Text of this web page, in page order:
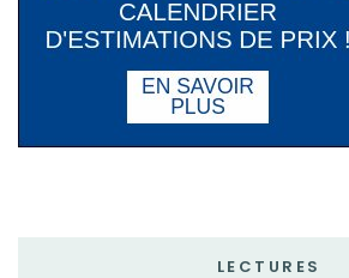
LECTURES